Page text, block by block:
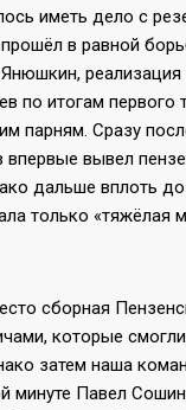
иметь дело с
в равной
по итогам первого
парням. Сразу
вывел
дальше вплоть
только «тяжёлая
сборная
которые
затем наша
минуте Павел